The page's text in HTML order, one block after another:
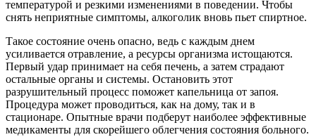
температурой и резкими изменениями в поведении. Чтобы
снять неприятные симптомы, алкоголик вновь пьет спиртное.
Такое состояние очень опасно, ведь с каждым днем
усиливается отравление, а ресурсы организма истощаются.
Первый удар принимает на себя печень, а затем страдают
остальные органы и системы. Остановить этот
разрушительный процесс поможет капельница от запоя.
Процедура может проводиться, как на дому, так и в
стационаре. Опытные врачи подберут наиболее эффективные
медикаменты для скорейшего облегчения состояния больного.